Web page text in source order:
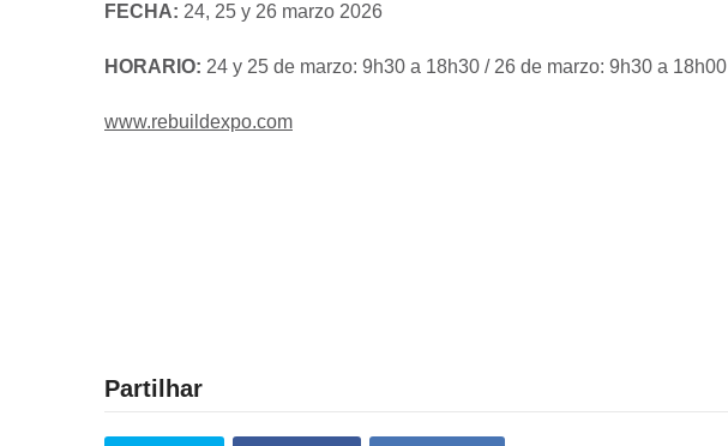
FECHA: 24, 25 y 26 marzo 2026
HORARIO: 24 y 25 de marzo: 9h30 a 18h30 / 26 de marzo: 9h30 a 18h00
www.rebuildexpo.com
Partilhar